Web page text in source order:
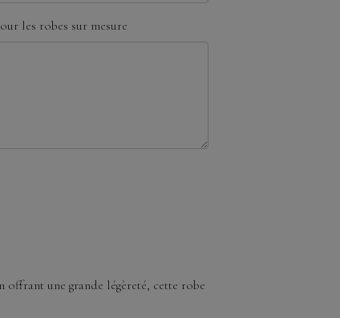
les robes sur mesure
offrant une grande légèreté, cette robe